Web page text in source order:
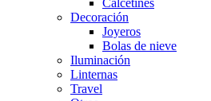
Decoración
Joyeros
Bolas de nieve
Iluminación
Linternas
Travel